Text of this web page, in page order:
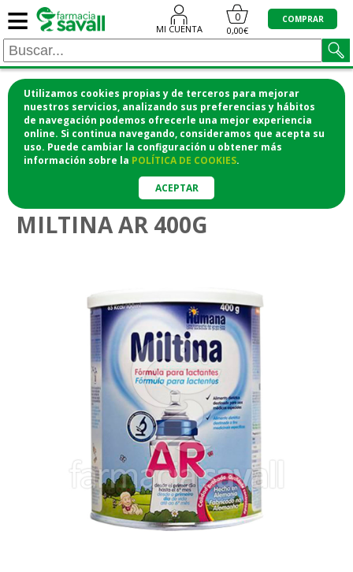
Utilizamos cookies propias y de terceros para mejorar
nuestros servicios, analizando sus preferencias y hábitos
de navegación podemos ofrecerle una mejor experiencia
online. Si continua navegando, consideramos que acepta su
uso. Puede cambiar la configuración u obtener más
información sobre la POLÍTICA DE COOKIES.
ACEPTAR
≡ MI CUENTA
0
0,00€
COMPRAR
¡COMPRA CÓMODAMENTE DESDE CASA Y RECOGE
EN LA FARMACIA!
o si lo prefieres te lo mandamos a casa
Alimentación del bebé > Leche para bebé
MILTINA AR 400G